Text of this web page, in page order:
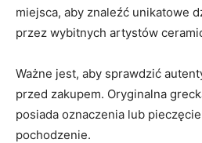
⁣miejsca, aby⁢ znaleźć⁢ unikatowe
przez wybitnych artystów
Ważne jest, aby sprawdzić
przed‍ zakupem.⁤ Oryginalna‍
posiada oznaczenia lub
pochodzenie.